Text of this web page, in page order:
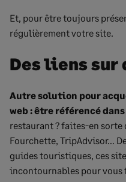
Et, pour être toujours
régulièrement votre site.
Des liens sur
Autre solution pour
web : être référencé
restaurant ? faites-en sorte
Fourchette, TripAdvisor…
guides touristiques, ces
incontournables pour vous